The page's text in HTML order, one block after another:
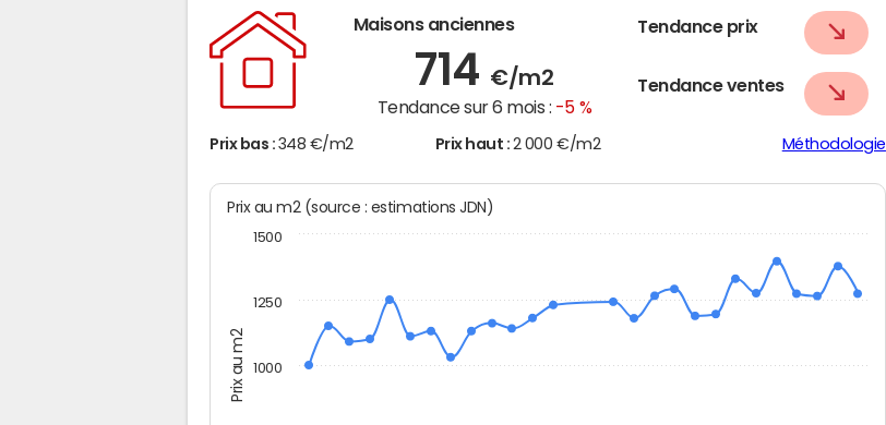
Maisons anciennes
714 €/m2
Tendance sur 6 mois : -5 %
Tendance prix
Tendance ventes
Prix bas : 348 €/m2 Prix haut : 2 000 €/m2 Méthodologie
Prix au m2
Prix au m2 (source : estimations JDN)
1000
1250
1500